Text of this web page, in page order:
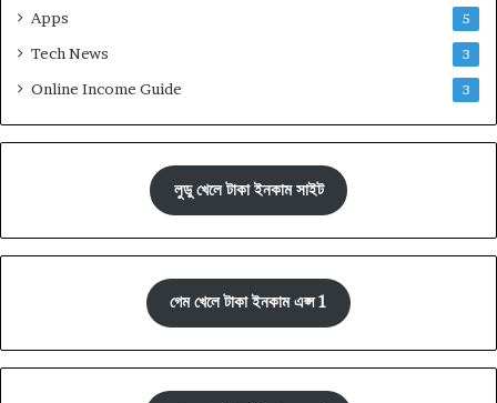
Apps 5
Tech News 3
Online Income Guide 3
লুডু খেলে টাকা ইনকাম সাইট
গেম খেলে টাকা ইনকাম এপ্স 1